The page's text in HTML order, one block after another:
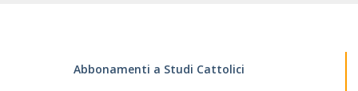
Abbonamenti a Studi Cattolici